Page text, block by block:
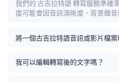
我們的 古吉拉特語 轉寫服務準確
度可能會因音訊清晰度、背景雜
將一個古吉拉特語音訊或影片檔
我可以編輯轉寫後的文字嗎？